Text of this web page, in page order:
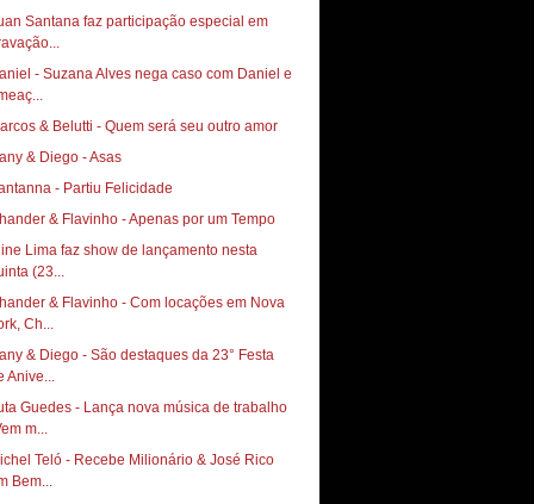
Santana faz participação especial em
- Suzana Alves nega caso com Daniel e
& Belutti - Quem será seu outro amor
& Diego - Asas
- Partiu Felicidade
& Flavinho - Apenas por um Tempo
Lima faz show de lançamento nesta
(23...
& Flavinho - Com locações em Nova
Ch...
& Diego - São destaques da 23° Festa
Anive...
Guedes - Lança nova música de trabalho
m...
Teló - Recebe Milionário & José Rico
Bem...